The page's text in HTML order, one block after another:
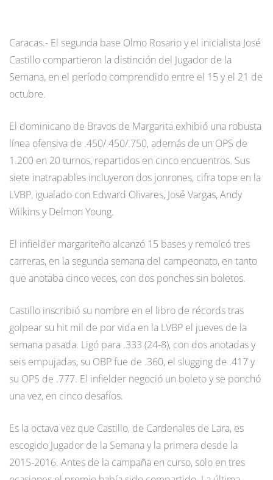
Caracas.- El segunda base Olmo Rosario y el inicialista José
Castillo compartieron la distinción del Jugador de la
Semana, en el período comprendido entre el 15 y el 21 de
octubre.
El dominicano de Bravos de Margarita exhibió una robusta
línea ofensiva de .450/.450/.750, además de un OPS de
1.200 en 20 turnos, repartidos en cinco encuentros. Sus
siete inatrapables incluyeron dos jonrones, cifra tope en la
LVBP, igualado con Edward Olivares, José Vargas, Andy
Wilkins y Delmon Young.
El infielder margariteño alcanzó 15 bases y remolcó tres
carreras, en la segunda semana del campeonato, en tanto
que anotaba cinco veces, con dos ponches sin boletos.
Castillo inscribió su nombre en el libro de récords tras
golpear su hit mil de por vida en la LVBP el jueves de la
semana pasada. Ligó para .333 (24-8), con dos anotadas y
seis empujadas, su OBP fue de .360, el slugging de .417 y
su OPS de .777. El infielder negoció un boleto y se ponchó
una vez, en cinco desafíos.
Es la octava vez que Castillo, de Cardenales de Lara, es
escogido Jugador de la Semana y la primera desde la
2015-2016. Antes de la campaña en curso, solo en tres